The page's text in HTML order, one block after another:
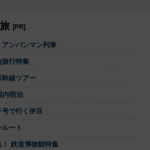
[PR]
アンパンマン列車
旅行特集
幹線ツアー
宿泊
で行く伊豆
ート
鉄道博物館特集